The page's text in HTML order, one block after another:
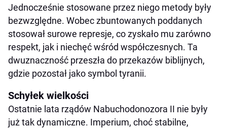
Jednocześnie stosowane przez niego metody były
bezwzględne. Wobec zbuntowanych poddanych
stosował surowe represje, co zyskało mu zarówno
respekt, jak i niechęć wśród współczesnych. Ta
dwuznaczność przeszła do przekazów biblijnych,
gdzie pozostał jako symbol tyranii.
Schyłek wielkości
Ostatnie lata rządów Nabuchodonozora II nie były
już tak dynamiczne. Imperium, choć stabilne,